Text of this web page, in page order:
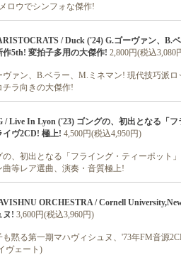
ロウでシンフォな傑作!
/ Duck ('24) G.ゴーヴァン、B.
作5th! 変拍子多用の大傑作! 2,800円(税込3,080
ヴァン、B.ベラー、M.ミネマン! 現代技巧派
チラ向きの大傑作!
/ Live In Lyon ('23) ゴングの、初出となる「
イヴ2CD! 極上! 4,500円(税込4,950円)
の、初出となる「フライング・ティーポット
曲等レア選曲、演奏・音質極上!
ORCHESTRA / Cornell
ヌ! 3,600円(税込3,960円)
も黙る第一期マハヴィシュヌ、'73年FM音源
ヴェート)